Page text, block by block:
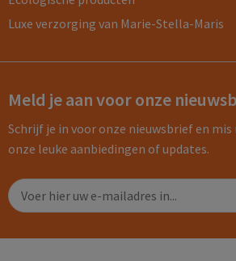
Luxe verzorging van Marie-Stella-Maris
Meld je aan voor onze
Schrijf je in voor onze nieuwsbrief en
onze leuke aanbiedingen of updates.